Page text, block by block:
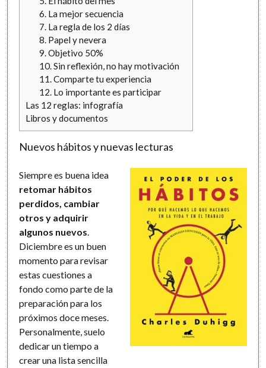
6. La mejor secuencia
7. La regla de los 2 días
8. Papel y nevera
9. Objetivo 50%
10. Sin reflexión, no hay motivación
11. Comparte tu experiencia
12. Lo importante es participar
Las 12 reglas: infografía
Libros y documentos
Nuevos hábitos y nuevas lecturas
Siempre es buena idea
retomar hábitos
perdidos, cambiar
otros y adquirir
algunos nuevos.
Diciembre es un buen
momento para revisar
estas cuestiones a
fondo como parte de la
preparación para los
próximos doce meses.
Personalmente, suelo
dedicar un tiempo a
crear una lista sencilla